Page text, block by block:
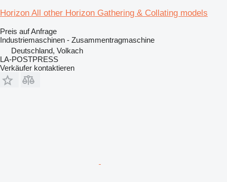
Horizon All other Horizon Gathering & Collating models
Preis auf Anfrage
Industriemaschinen - Zusammentragmaschine
Deutschland, Volkach
LA-POSTPRESS
Verkäufer kontaktieren